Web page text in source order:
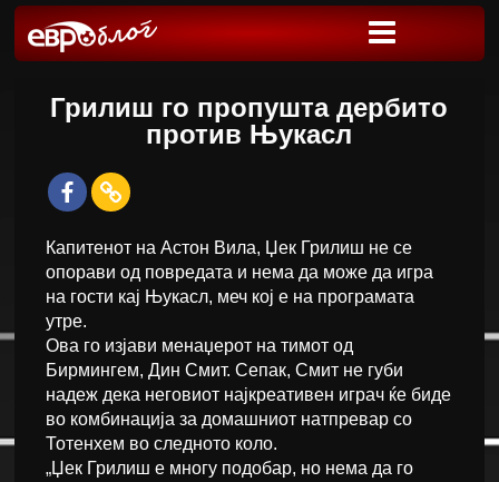
Грилиш го пропушта дербито
против Њукасл
Капитенот на Астон Вила, Џек Грилиш не се
опорави од повредата и нема да може да игра
на гости кај Њукасл, меч кој е на програмата
утре.
Ова го изјави менаџерот на тимот од
Бирмингем, Дин Смит. Сепак, Смит не губи
надеж дека неговиот најкреативен играч ќе биде
во комбинација за домашниот натпревар со
Тотенхем во следното коло.
„Џек Грилиш е многу подобар, но нема да го